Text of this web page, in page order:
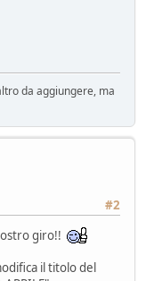
da aggiungere, ma
#2
giro!!
il titolo del